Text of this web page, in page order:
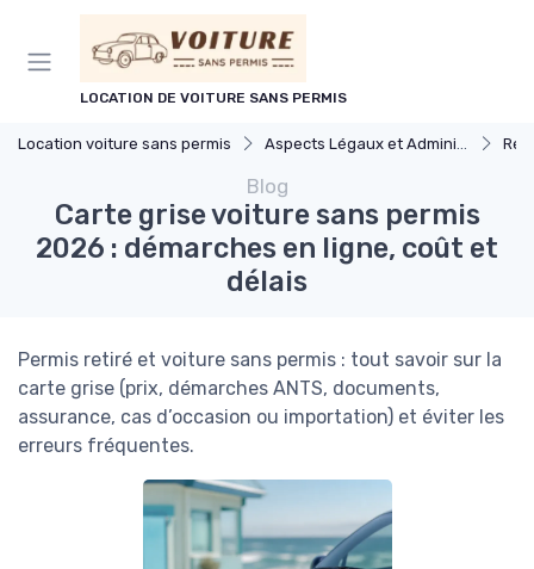
LOCATION DE VOITURE SANS PERMIS
Location voiture sans permis Aspects Légaux et Administratifs
Blog
Carte grise voiture sans permis
2026 : démarches en ligne, coût et
délais
Permis retiré et voiture sans permis : tout savoir sur la
carte grise (prix, démarches ANTS, documents,
assurance, cas d’occasion ou importation) et éviter les
erreurs fréquentes.